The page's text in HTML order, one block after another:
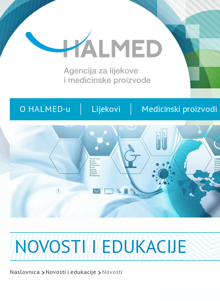
O HALMED-u Lijekovi Medicinski proizvodi
NOVOSTI I EDUKACIJE
Naslovnica Novosti i edukacije Novosti